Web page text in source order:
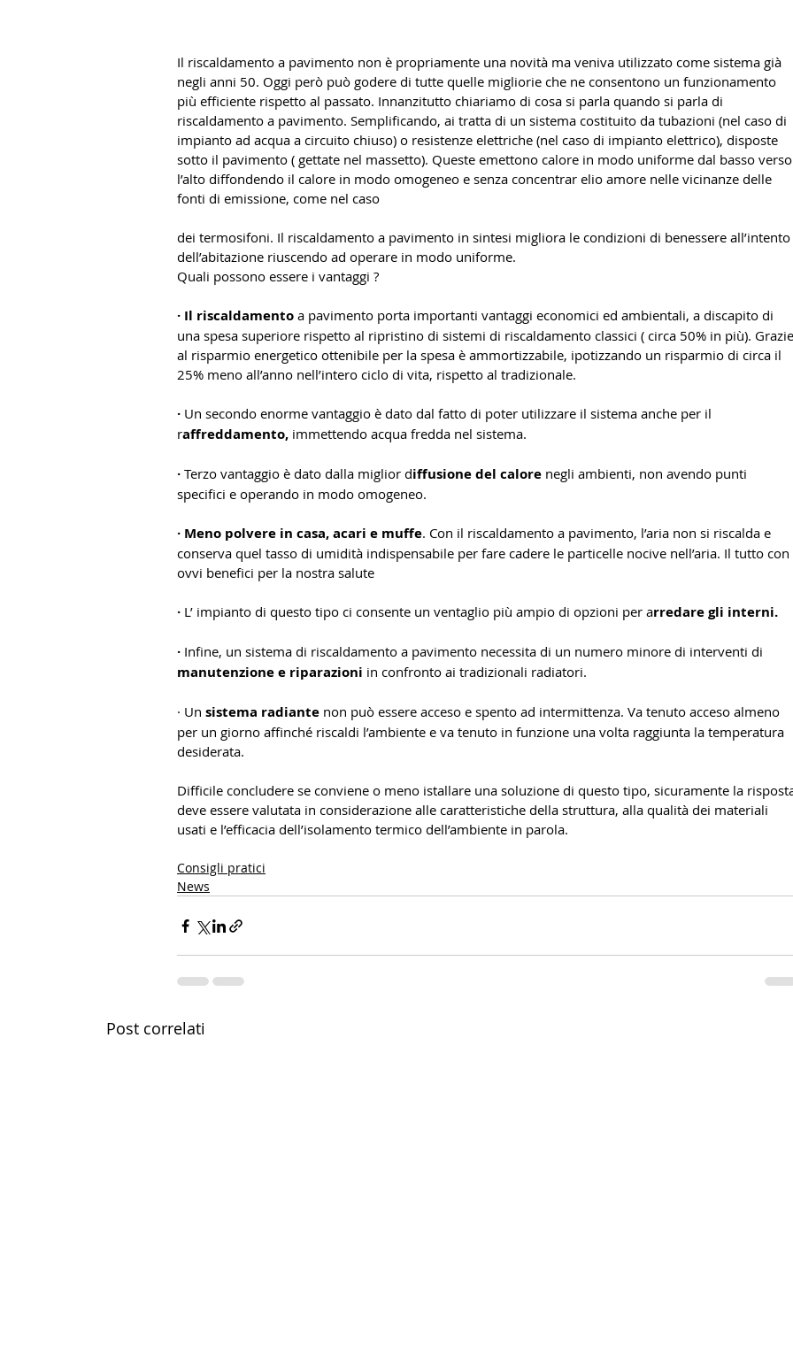
Il riscaldamento a pavimento non è propriamente una novità ma veniva utilizzato come sistema già
negli anni 50. Oggi però può godere di tutte quelle migliorie che ne consentono un funzionamento
più efficiente rispetto al passato. Innanzitutto chiariamo di cosa si parla quando si parla di
riscaldamento a pavimento. Semplificando, ai tratta di un sistema costituito da tubazioni (nel caso di
impianto ad acqua a circuito chiuso) o resistenze elettriche (nel caso di impianto elettrico), disposte
sotto il pavimento ( gettate nel massetto). Queste emettono calore in modo uniforme dal basso
l’alto diffondendo il calore in modo omogeneo e senza concentrar elio amore nelle vicinanze delle
fonti di emissione, come nel caso
dei termosifoni. Il riscaldamento a pavimento in sintesi migliora le condizioni di benessere all’intento
dell’abitazione riuscendo ad operare in modo uniforme.
Quali possono essere i vantaggi ?
· Il riscaldamento a pavimento porta importanti vantaggi economici ed ambientali, a discapito di
una spesa superiore rispetto al ripristino di sistemi di riscaldamento classici ( circa 50% in più).
al risparmio energetico ottenibile per la spesa è ammortizzabile, ipotizzando un risparmio di circa il
25% meno all’anno nell’intero ciclo di vita, rispetto al tradizionale.
· Un secondo enorme vantaggio è dato dal fatto di poter utilizzare il sistema anche per il
raffreddamento, immettendo acqua fredda nel sistema.
· Terzo vantaggio è dato dalla miglior diffusione del calore negli ambienti, non avendo punti
specifici e operando in modo omogeneo.
· Meno polvere in casa, acari e muffe. Con il riscaldamento a pavimento, l’aria non si riscalda e
conserva quel tasso di umidità indispensabile per fare cadere le particelle nocive nell’aria. Il tutto con
ovvi benefici per la nostra salute
· L’ impianto di questo tipo ci consente un ventaglio più ampio di opzioni per arredare gli interni.
· Infine, un sistema di riscaldamento a pavimento necessita di un numero minore di interventi di
manutenzione e riparazioni in confronto ai tradizionali radiatori.
· Un sistema radiante non può essere acceso e spento ad intermittenza. Va tenuto acceso almeno
per un giorno affinché riscaldi l’ambiente e va tenuto in funzione una volta raggiunta la temperatura
desiderata.
Difficile concludere se conviene o meno istallare una soluzione di questo tipo, sicuramente la
deve essere valutata in considerazione alle caratteristiche della struttura, alla qualità dei materiali
usati e l’efficacia dell’isolamento termico dell’ambiente in parola.
Consigli pratici
News
Post correlati